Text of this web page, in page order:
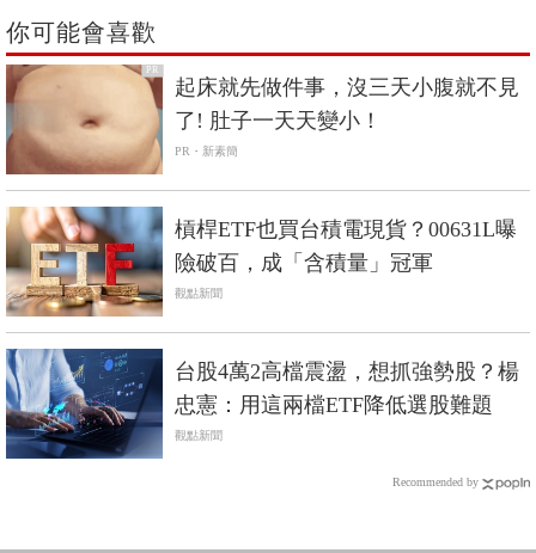
你可能會喜歡
PR
起床就先做件事，沒三天小腹就不見
了! 肚子一天天變小！
PR・新素簡
槓桿ETF也買台積電現貨？00631L曝
險破百，成「含積量」冠軍
觀點新聞
台股4萬2高檔震盪，想抓強勢股？楊
忠憲：用這兩檔ETF降低選股難題
觀點新聞
Recommended by